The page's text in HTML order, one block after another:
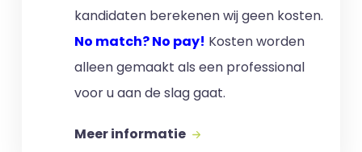
kandidaten berekenen wij geen kosten.
No match? No pay! Kosten worden
alleen gemaakt als een professional
voor u aan de slag gaat.
Meer informatie